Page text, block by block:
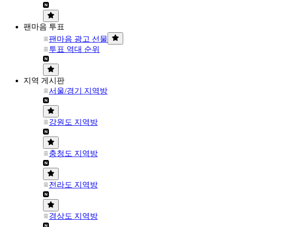
팬마음 투표
팬마음 광고 선물
투표 역대 순위
지역 게시판
서울/경기 지역방
강원도 지역방
충청도 지역방
전라도 지역방
경상도 지역방